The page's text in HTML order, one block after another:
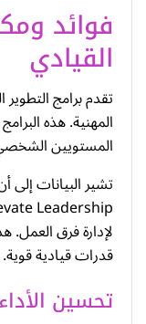
فوائد
القيادي
تقدم برامج التطوير
المهنية. هذه
المستويين
لإدارة فرق العمل.
قدرات قيادية قوية.
تحسين